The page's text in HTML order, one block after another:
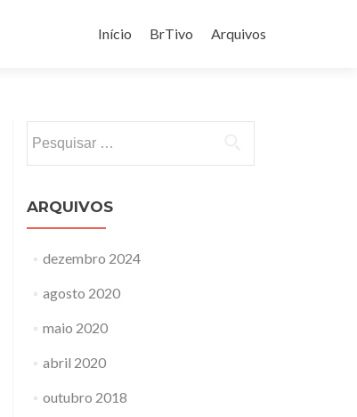
para
Início BrTivo Arquivos
por:
ARQUIVOS
dezembro 2024
agosto 2020
maio 2020
abril 2020
outubro 2018